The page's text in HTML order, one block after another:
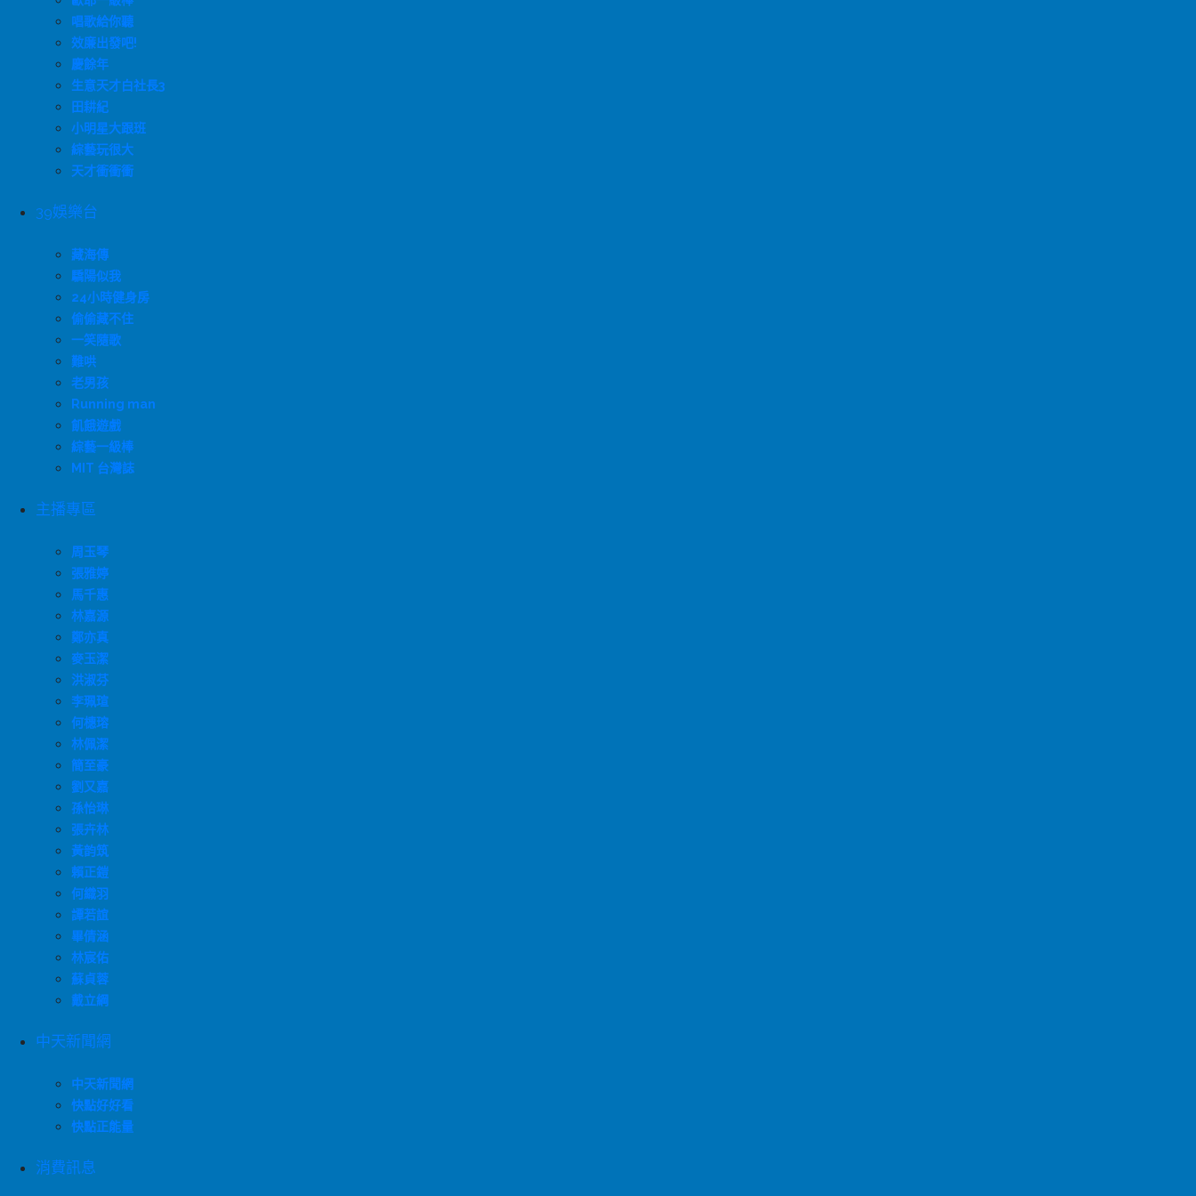
唱歌給你聽
效廉出發吧!
慶餘年
生意天才白社長3
田耕紀
小明星大跟班
綜藝玩很大
天才衝衝衝
39娛樂台
藏海傳
驕陽似我
24小時健身房
偷偷藏不住
一笑隨歌
難哄
老男孩
Running man
飢餓遊戲
綜藝一級棒
MIT 台灣誌
主播專區
周玉琴
張雅婷
馬千惠
林嘉源
鄭亦真
麥玉潔
洪淑芬
李珮瑄
何橞瑢
林佩潔
簡至豪
劉又嘉
孫怡琳
張卉林
黃韵筑
賴正鎧
何織羽
譚若誼
畢倩涵
林宸佑
蘇貞蓉
戴立綱
中天新聞網
中天新聞網
快點好好看
快點正能量
消費訊息